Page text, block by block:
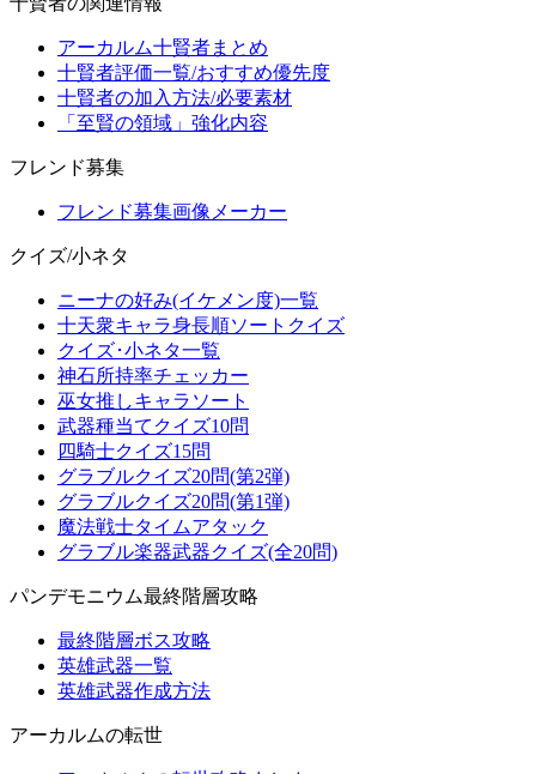
アーカルム十賢者まとめ
十賢者評価一覧/おすすめ優先度
十賢者の加入方法/必要素材
「至賢の領域」強化内容
フレンド募集
フレンド募集画像メーカー
クイズ/小ネタ
ニーナの好み(イケメン度)一覧
十天衆キャラ身長順ソートクイズ
クイズ･小ネタ一覧
神石所持率チェッカー
巫女推しキャラソート
武器種当てクイズ10問
四騎士クイズ15問
グラブルクイズ20問(第2弾)
グラブルクイズ20問(第1弾)
魔法戦士タイムアタック
グラブル楽器武器クイズ(全20問)
パンデモニウム最終階層攻略
最終階層ボス攻略
英雄武器一覧
英雄武器作成方法
アーカルムの転世